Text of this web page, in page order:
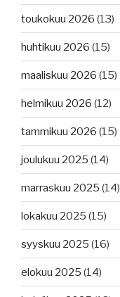
toukokuu 2026 (13)
huhtikuu 2026 (15)
maaliskuu 2026 (15)
helmikuu 2026 (12)
tammikuu 2026 (15)
joulukuu 2025 (14)
marraskuu 2025 (14)
lokakuu 2025 (15)
syyskuu 2025 (16)
elokuu 2025 (14)